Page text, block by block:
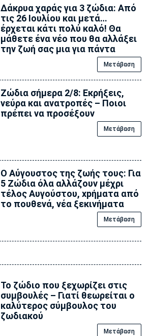
Δάκρυα χαράς για 3 ζώδια: Από
τις 26 Ιουλίου και μετά…
έρχεται κάτι πολύ καλό! Θα
μάθετε ένα νέο που θα αλλάξει
την ζωή σας μια για πάντα
Μετάβαση
Ζώδια σήμερα 2/8: Εκρήξεις,
νεύρα και ανατροπές – Ποιοι
πρέπει να προσέξουν
Μετάβαση
Ο Αύγουστος της ζωής τους: Για
5 Zώδια όλα αλλάζουν μέχρι
τέλος Αυγούστου, xpήματα από
το πουθενά, νέα ξεκινήματα
Μετάβαση
Το ζώδιο που ξεχωρίζει στις
συμβουλές – Γιατί θεωρείται ο
καλύτερος σύμβουλος του
ζωδιακού
Μετάβαση